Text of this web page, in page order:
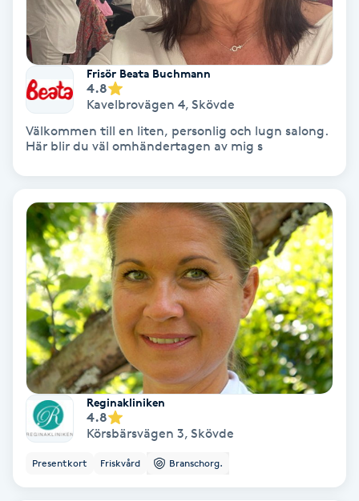
Käkledsbehandling
Kärlbehandling
Laserbehandling
LED-ljusterapi
Liktornar
LPG
LPG-behandling
LPG-massage
Luggklippning
Frisör Beata Buchmann
4.8
Kavelbrovägen 4, Skövde
Välkommen till en liten, personlig och lugn salong.
Här blir du väl omhändertagen av mig s
Reginakliniken
4.8
Körsbärsvägen 3, Skövde
Presentkort Friskvård Branschorg.